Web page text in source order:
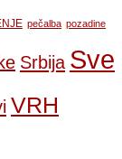
pečalba pozadine
Srbija Sve
VRH